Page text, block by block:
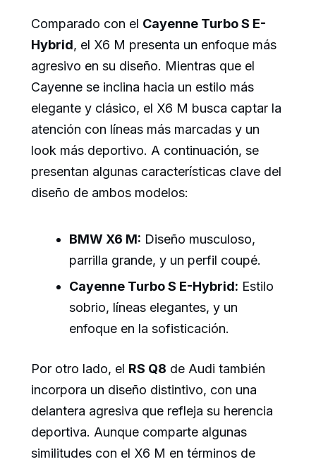
Comparado con el Cayenne Turbo S E-
Hybrid, el X6 M presenta un enfoque más
agresivo en su diseño. Mientras que el
Cayenne se inclina hacia un estilo más
elegante y clásico, el X6 M busca captar la
atención con líneas más marcadas y un
look más deportivo. A continuación, se
presentan algunas características clave del
diseño de ambos modelos:
BMW X6 M: Diseño musculoso,
parrilla grande, y un perfil coupé.
Cayenne Turbo S E-Hybrid: Estilo
sobrio, líneas elegantes, y un
enfoque en la sofisticación.
Por otro lado, el RS Q8 de Audi también
incorpora un diseño distintivo, con una
delantera agresiva que refleja su herencia
deportiva. Aunque comparte algunas
similitudes con el X6 M en términos de